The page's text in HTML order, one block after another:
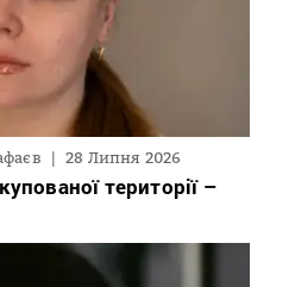
28 Липня 2026
території –